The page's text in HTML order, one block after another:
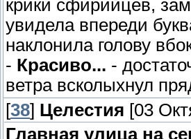
крики сфирийцев,
увидела впереди
наклонила голову
- Красиво... -
ветра всколыхнул
[38] Целестия [03
Главная улица на